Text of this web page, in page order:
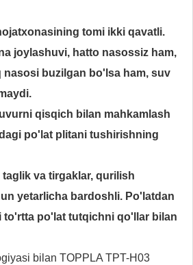
tomi ikki qavatli.
joylashuvi, hatto nasossiz ham,
nasosi buzilgan bo'lsa ham, suv
qisqich bilan mahkamlash
po'lat plitani tushirishning
va tirgaklar, qurilish
yetarlicha bardoshli. Po'latdan
to'rtta po'lat tutqichni qo'llar bilan
bilan TOPPLA TPT-H03